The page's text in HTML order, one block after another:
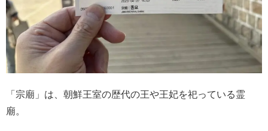
「宗廟」は、朝鮮王室の歴代の王や王妃を祀っている霊
廟。